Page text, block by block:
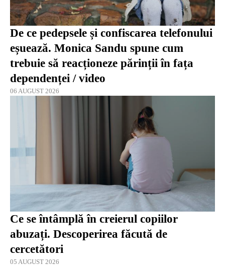
De ce pedepsele și confiscarea telefonului
eșuează. Monica Sandu spune cum
trebuie să reacționeze părinții în fața
dependenței / video
06 AUGUST 2026
Ce se întâmplă în creierul copiilor
abuzați. Descoperirea făcută de
cercetători
05 AUGUST 2026